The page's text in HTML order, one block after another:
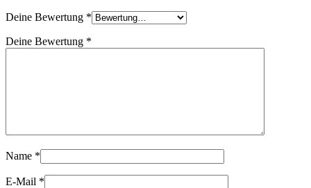
Deine Bewertung *
Deine Bewertung *
Name *
E-Mail *